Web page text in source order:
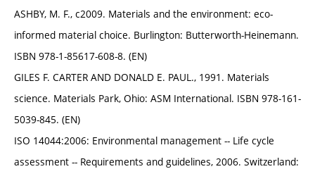
ASHBY, M. F., c2009. Materials and the environment: eco-
informed material choice. Burlington: Butterworth-Heinemann.
ISBN 978-1-85617-608-8. (EN)
GILES F. CARTER AND DONALD E. PAUL., 1991. Materials
science. Materials Park, Ohio: ASM International. ISBN 978-161-
5039-845. (EN)
ISO 14044:2006: Environmental management -- Life cycle
assessment -- Requirements and guidelines, 2006. Switzerland: